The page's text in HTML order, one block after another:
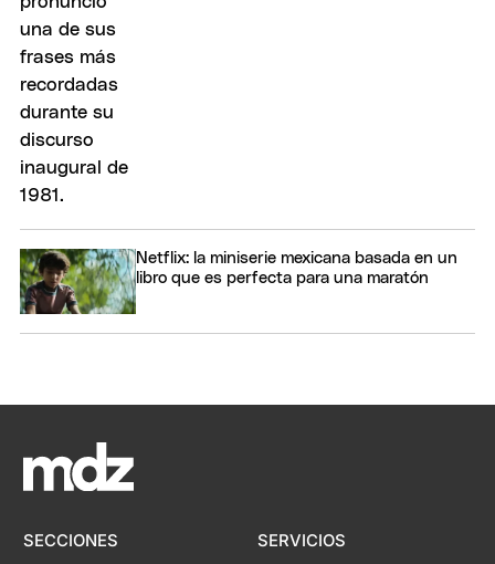
Netflix: la miniserie mexicana basada en un
libro que es perfecta para una maratón
SECCIONES SERVICIOS